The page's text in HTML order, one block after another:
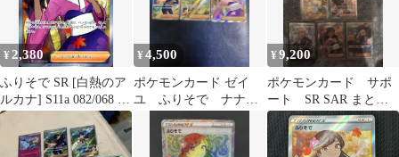
¥ 2,380
ふりそで SR [白熱のア
ルカナ] S11a 082/068 ポ
ケモンカード ポケカ
¥4,500
ポケモンカード ゼイ
ユ ふりそで ナナミ
の手助け3枚セット
¥9,200
ポケモンカード サポ
ート SR SAR まとめ
売り